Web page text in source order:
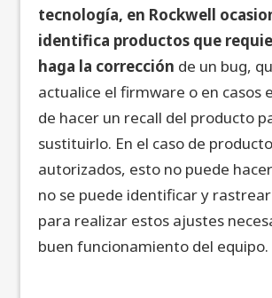
tecnología, en Rockwell
identifica productos que
haga la corrección de un bug,
actualice el firmware o en casos
de hacer un recall del producto
sustituirlo. En el caso de
autorizados, esto no puede
no se puede identificar y
para realizar estos ajustes
buen funcionamiento del equipo.